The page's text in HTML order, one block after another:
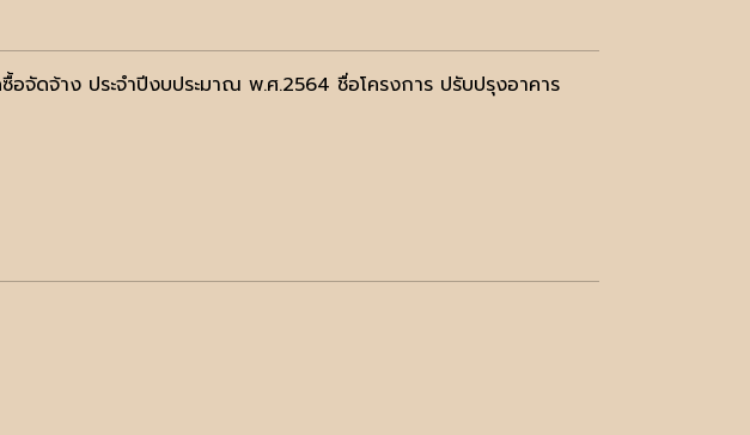
อจัดจ้าง ประจำปีงบประมาณ พ.ศ.2564 ชื่อโครงการ ปรับปรุงอาคาร